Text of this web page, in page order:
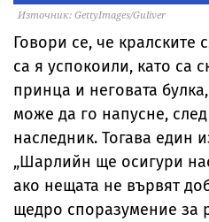
Източник: GettyImages/Guliver
Говори се, че кралските
са я успокоили, като са
принца и неговата
може да го напусне,
наследник. Тогава един
„Шарлийн ще осигури
ако нещата не вървят
щедро споразумение за